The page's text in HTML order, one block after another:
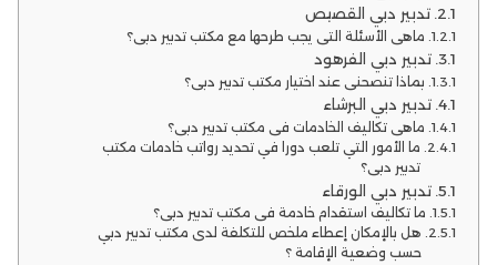
تدبير دبي القصيص
ماهي الأسئلة التي يجب طرحها مع مكتب تدبير دبي؟
تدبير دبي الفرهود
بماذا تنصحني عند اختيار مكتب تدبير دبي؟
تدبير دبي البرشاء
ماهي تكاليف الخادمات في مكتب تدبير دبي؟
ما الأمور التي تلعب دورا في تحديد رواتب خادمات مكتب
تدبير دبي؟
تدبير دبي الورقاء
ما تكاليف استقدام خادمة في مكتب تدبير دبي؟
هل بالإمكان إعطاء ملخص للتكلفة لدى مكتب تدبير دبي
حسب وضعية الإقامة ؟